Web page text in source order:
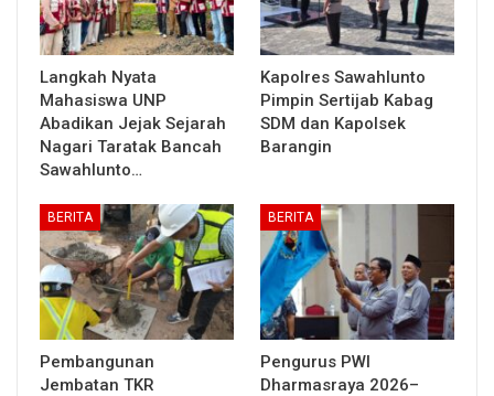
Langkah Nyata
Mahasiswa UNP
Abadikan Jejak Sejarah
Nagari Taratak Bancah
Sawahlunto…
Kapolres Sawahlunto
Pimpin Sertijab Kabag
SDM dan Kapolsek
Barangin
BERITA
Pembangunan
Jembatan TKR
BERITA
Pengurus PWI
Dharmasraya 2026–